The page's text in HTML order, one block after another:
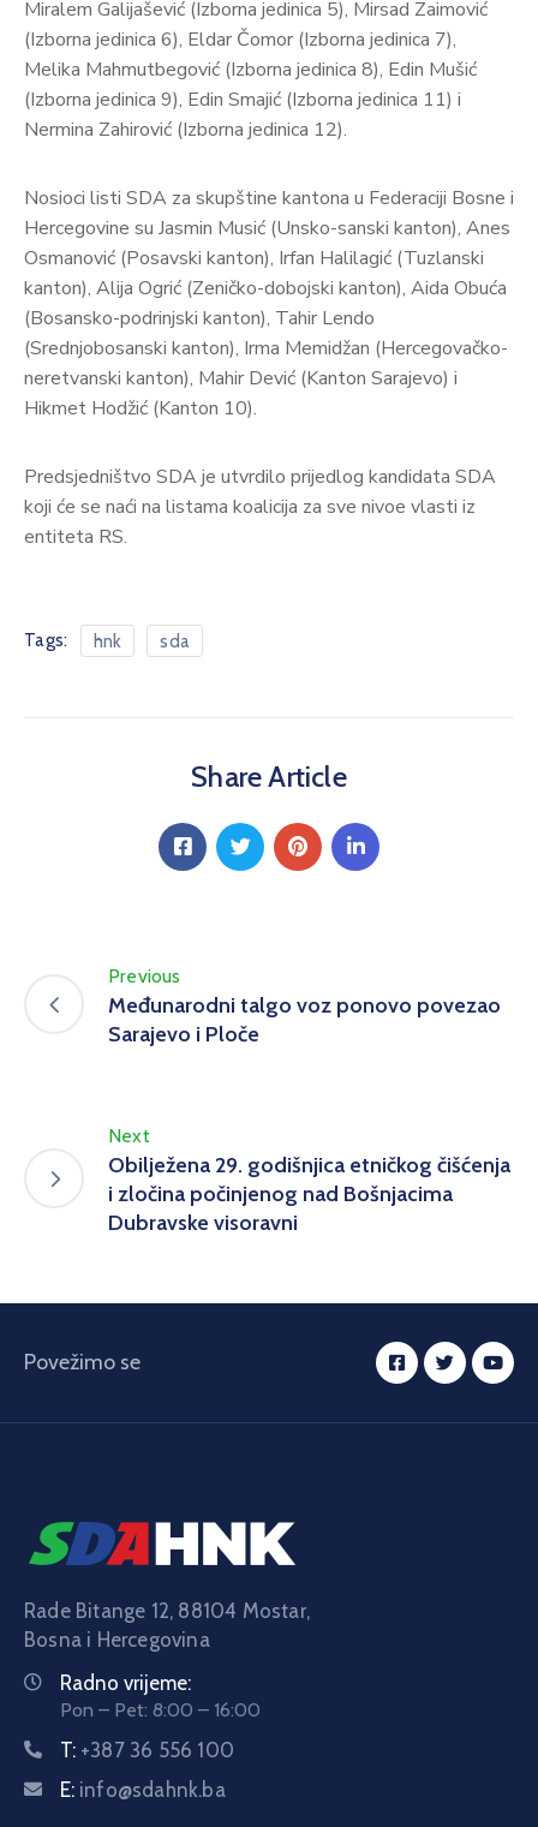
Miralem Galijašević (Izborna jedinica 5), Mirsad Zaimović
(Izborna jedinica 6), Eldar Čomor (Izborna jedinica 7),
Melika Mahmutbegović (Izborna jedinica 8), Edin Mušić
(Izborna jedinica 9), Edin Smajić (Izborna jedinica 11) i
Nermina Zahirović (Izborna jedinica 12).
Nosioci listi SDA za skupštine kantona u Federaciji Bosne i
Hercegovine su Jasmin Musić (Unsko-sanski kanton), Anes
Osmanović (Posavski kanton), Irfan Halilagić (Tuzlanski
kanton), Alija Ogrić (Zeničko-dobojski kanton), Aida Obuća
(Bosansko-podrinjski kanton), Tahir Lendo
(Srednjobosanski kanton), Irma Memidžan (Hercegovačko-
neretvanski kanton), Mahir Dević (Kanton Sarajevo) i
Hikmet Hodžić (Kanton 10).
Predsjedništvo SDA je utvrdilo prijedlog kandidata SDA
koji će se naći na listama koalicija za sve nivoe vlasti iz
entiteta RS.
Tags: hnk sda
Share Article
Previous
Međunarodni talgo voz ponovo povezao
Sarajevo i Ploče
Next
Obilježena 29. godišnjica etničkog čišćenja
i zločina počinjenog nad Bošnjacima
Dubravske visoravni
Povežimo se
Rade Bitange 12, 88104 Mostar,
Bosna i Hercegovina
Radno vrijeme:
Pon – Pet: 8:00 – 16:00
T: +387 36 556 100
E: info@sdahnk.ba